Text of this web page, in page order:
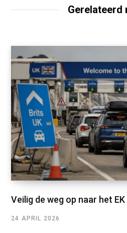
Gerelateerd
Veilig de weg op naar het EK
24 APRIL 2026